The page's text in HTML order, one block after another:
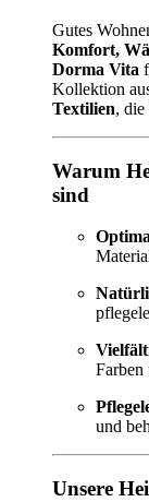
Gutes
Komfort,
Dorma Vita
Kollektion
Textilien, die
Warum
sind
und
Unsere